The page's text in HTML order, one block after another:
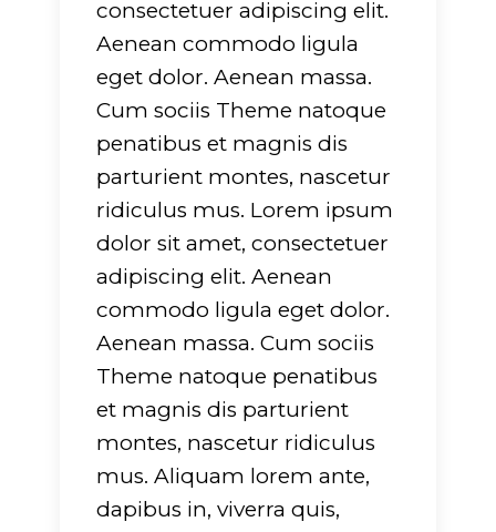
: Undefined array
Warning: Undefined
key "dirname" in
consectetuer adipiscing elit.
Aenean commodo ligula
eget dolor. Aenean massa.
Cum sociis Theme natoque
penatibus et magnis dis
parturient montes, nascetur
ridiculus mus. Lorem ipsum
dolor sit amet, consectetuer
adipiscing elit. Aenean
commodo ligula eget dolor.
Aenean massa. Cum sociis
Theme natoque penatibus
et magnis dis parturient
montes, nascetur ridiculus
mus. Aliquam lorem ante,
dapibus in, viverra quis,